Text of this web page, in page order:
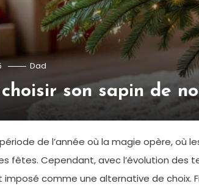
Dad
son sapin de
de l’année où la magie opère, où
fêtes. Cependant, avec l’évolution des
imposé comme une alternative de choix.